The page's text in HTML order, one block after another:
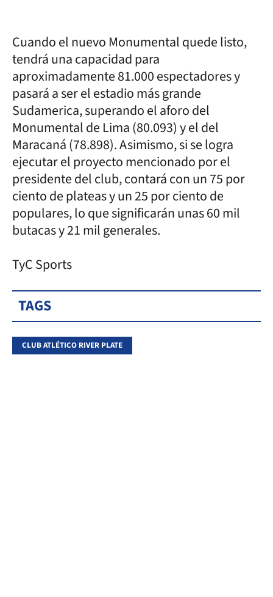
Cuando el nuevo Monumental quede listo,
tendrá una capacidad para
aproximadamente 81.000 espectadores y
pasará a ser el estadio más grande
Sudamerica, superando el aforo del
Monumental de Lima (80.093) y el del
Maracaná (78.898). Asimismo, si se logra
ejecutar el proyecto mencionado por el
presidente del club, contará con un 75 por
ciento de plateas y un 25 por ciento de
populares, lo que significarán unas 60 mil
butacas y 21 mil generales.
TyC Sports
TAGS
CLUB ATLÉTICO RIVER PLATE